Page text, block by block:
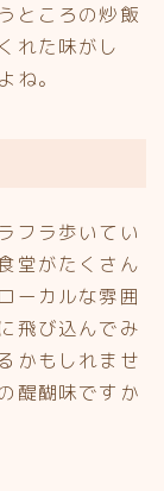
ところの炒飯
れた味がし
ね。
フラ歩いてい
堂がたくさん
ーカルな雰囲
飛び込んでみ
かもしれませ
醍醐味ですか